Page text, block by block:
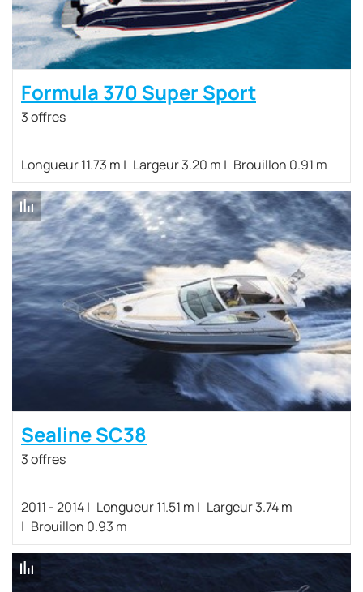
Formula 370 Super Sport
3 offres
Longueur 11.73 m Largeur 3.20 m Brouillon 0.91 m
Sealine SC38
3 offres
2011 - 2014 Longueur 11.51 m
Largeur 3.74 m
Brouillon 0.93 m